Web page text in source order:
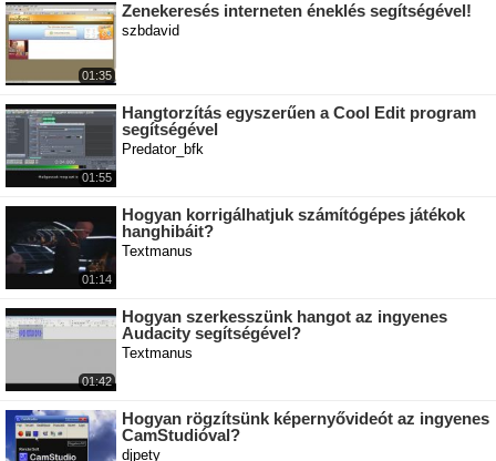
01:35
Zenekeresés interneten éneklés segítségével!
szbdavid
01:55
Hangtorzítás egyszerűen a Cool Edit program
segítségével
Predator_bfk
01:14
Hogyan korrigálhatjuk számítógépes játékok
hanghibáit?
Textmanus
01:42
Hogyan szerkesszünk hangot az ingyenes
Audacity segítségével?
Textmanus
Hogyan rögzítsünk képernyővideót az ingyenes
CamStudióval?
djpety